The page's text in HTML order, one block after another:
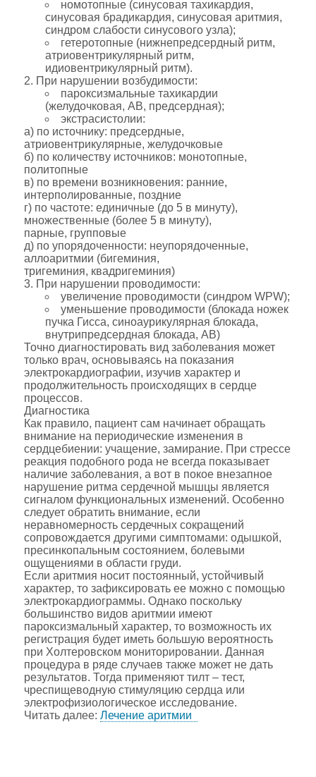
номотопные (синусовая тахикардия,
синусовая брадикардия, синусовая аритмия,
синдром слабости синусового узла);
гетеротопные (нижнепредсердный ритм,
атриовентрикулярный ритм,
идиовентрикулярный ритм).
2. При нарушении возбудимости:
пароксизмальные тахикардии
(желудочковая, АВ, предсердная);
экстрасистолии:
а) по источнику: предсердные,
атриовентрикулярные, желудочковые
б) по количеству источников: монотопные,
политопные
в) по времени возникновения: ранние,
интерполированные, поздние
г) по частоте: единичные (до 5 в минуту),
множественные (более 5 в минуту),
парные, групповые
д) по упорядоченности: неупорядоченные,
аллоаритмии (бигеминия,
тригеминия, квадригеминия)
3. При нарушении проводимости:
увеличение проводимости (синдром WPW);
уменьшение проводимости (блокада ножек
пучка Гисса, синоаурикулярная блокада,
внутрипредсердная блокада, АВ)
Точно диагностировать вид заболевания может
только врач, основываясь на показания
электрокардиографии, изучив характер и
продолжительность происходящих в сердце
процессов.
Диагностика
Как правило, пациент сам начинает обращать
внимание на периодические изменения в
сердцебиении: учащение, замирание. При стрессе
реакция подобного рода не всегда показывает
наличие заболевания, а вот в покое внезапное
нарушение ритма сердечной мышцы является
сигналом функциональных изменений. Особенно
следует обратить внимание, если
неравномерность сердечных сокращений
сопровождается другими симптомами: одышкой,
пресинкопальным состоянием, болевыми
ощущениями в области груди.
Если аритмия носит постоянный, устойчивый
характер, то зафиксировать ее можно с помощью
электрокардиограммы. Однако поскольку
большинство видов аритмии имеют
пароксизмальный характер, то возможность их
регистрация будет иметь большую вероятность
при Холтеровском мониторировании. Данная
процедура в ряде случаев также может не дать
результатов. Тогда применяют тилт – тест,
чреспищеводную стимуляцию сердца или
электрофизиологическое исследование.
Читать далее: Лечение аритмии